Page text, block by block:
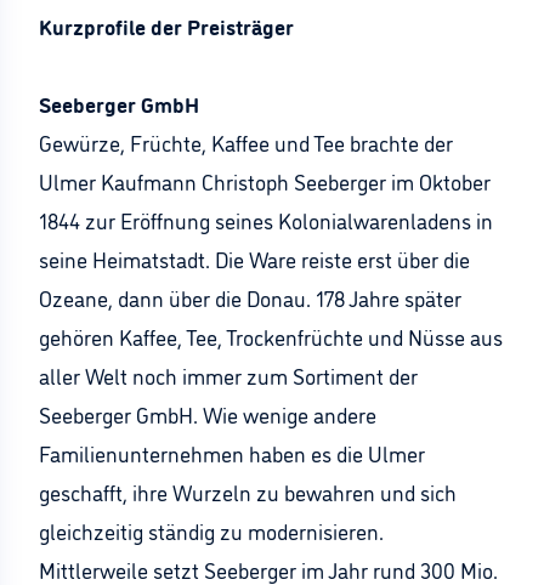
Kurzprofile der Preisträger
Seeberger GmbH
Gewürze, Früchte, Kaffee und Tee brachte der
Ulmer Kaufmann Christoph Seeberger im Oktober
1844 zur Eröffnung seines Kolonialwarenladens in
seine Heimatstadt. Die Ware reiste erst über die
Ozeane, dann über die Donau. 178 Jahre später
gehören Kaffee, Tee, Trockenfrüchte und Nüsse aus
aller Welt noch immer zum Sortiment der
Seeberger GmbH. Wie wenige andere
Familienunternehmen haben es die Ulmer
geschafft, ihre Wurzeln zu bewahren und sich
gleichzeitig ständig zu modernisieren.
Mittlerweile setzt Seeberger im Jahr rund 300 Mio.